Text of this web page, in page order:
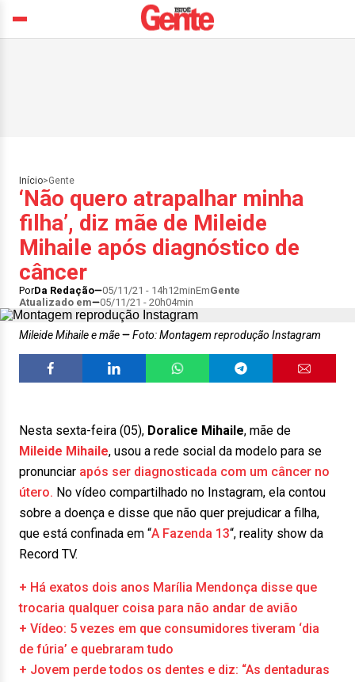
Início>Gente
‘Não quero atrapalhar minha
filha’, diz mãe de Mileide
Mihaile após diagnóstico de
câncer
PorDa Redação 05/11/21 - 14h12minEmGente
Atualizado em
05/11/21 - 20h04min
Mileide Mihaile e mãe Foto: Montagem reprodução Instagram
Nesta sexta-feira (05), Doralice Mihaile, mãe de
Mileide Mihaile, usou a rede social da modelo para se
pronunciar após ser diagnosticada com um câncer no
útero. No vídeo compartilhado no Instagram, ela contou
sobre a doença e disse que não quer prejudicar a filha,
que está confinada em “A Fazenda 13“, reality show da
Record TV.
+ Há exatos dois anos Marília Mendonça disse que
trocaria qualquer coisa para não andar de avião
+ Vídeo: 5 vezes em que consumidores tiveram ‘dia
de fúria’ e quebraram tudo
+ Jovem perde todos os dentes e diz: “As dentaduras